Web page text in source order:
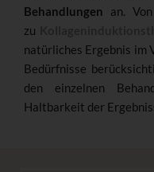
Behandlungen an.
zu
natürliches Ergebnis im
Bedürfnisse
den einzelnen
Haltbarkeit der